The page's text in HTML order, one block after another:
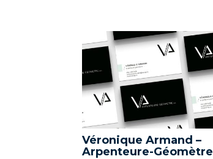
Véronique Armand –
Arpenteure-Géomètre